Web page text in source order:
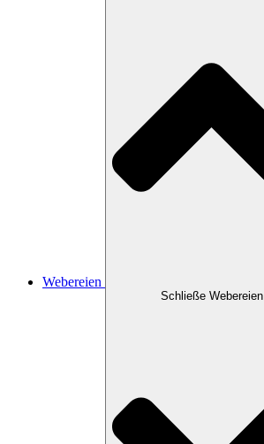
Webereien
Schließe Webereien